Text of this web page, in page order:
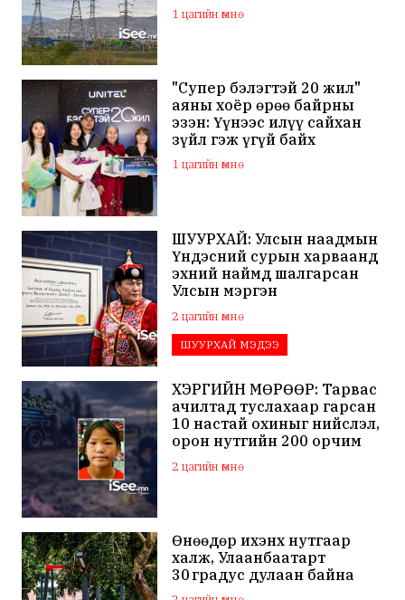
1 цагийн өмнө
"Супер бэлэгтэй 20 жил"
аяны хоёр өрөө байрны
эзэн: Үүнээс илүү сайхан
зүйл гэж үгүй байх
1 цагийн өмнө
ШУУРХАЙ: Улсын наадмын
Үндэсний сурын харваанд
эхний наймд шалгарсан
Улсын мэргэн
Ч.Гандаваагаас допинг
илэрчээ
2 цагийн өмнө
ШУУРХАЙ МЭДЭЭ
ХЭРГИЙН МӨРӨӨР: Тарвас
ачилтад туслахаар гарсан
10 настай охиныг нийслэл,
орон нутгийн 200 орчим
хүн зургаа дахь хоногтоо
эрэн хайж байна
2 цагийн өмнө
Өнөөдөр ихэнх нутгаар
халж, Улаанбаатарт
30 градус дулаан байна